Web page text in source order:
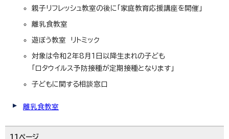
親子リフレッシュ教室の後に「家庭教育応援講座を開催」
離乳食教室
遊ぼう教室 リトミック
対象は令和2年8月1日以降生まれの子ども
「ロタウイルス予防接種が定期接種となります」
子どもに関する相談窓口
離乳食教室
11ページ